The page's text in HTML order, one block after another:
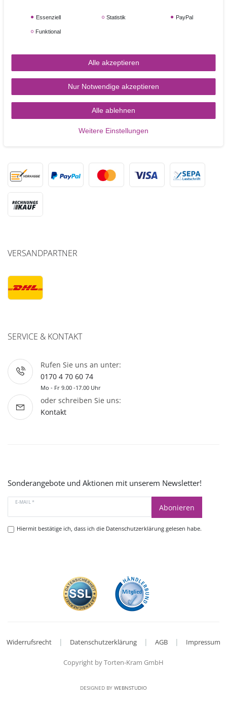
Zahlungsarten
Versandkosten
Kontakt
VERSANDPARTNER
SERVICE & KONTAKT
Rufen Sie uns an unter:
0170 4 70 60 74
Mo - Fr 9.00 -17.00 Uhr
oder schreiben Sie uns:
Kontakt
Sonderangebote und Aktionen mit unserem Newsletter!
E-MAIL *
Abonieren
Hiermit bestätige ich, dass ich die Datenschutzerklärunggelesen habe.
Widerrufsrecht | Datenschutzerklärung | AGB | Impressum
Copyright by Torten-Kram GmbH
DESIGNED BY WEBNSTUDIO
Essenziell Statistik PayPal
Funktional
Alle akzeptieren
Nur Notwendige akzeptieren
Alle ablehnen
Weitere Einstellungen